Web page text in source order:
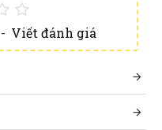
- Viết đánh giá